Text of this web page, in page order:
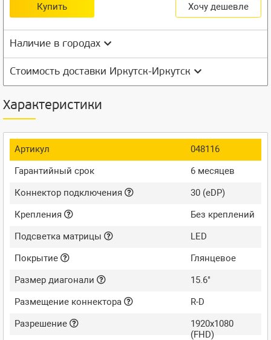
Купить Хочу дешевле
Наличие в городах
Стоимость доставки Иркутск-Иркутск
Характеристики
Артикул
048116
Гарантийный срок
6 месяцев
Коннектор подключения
30 (eDP)
Крепления
Без креплений
Подсветка матрицы
LED
Покрытие
Глянцевое
Размер диагонали
15.6"
Размещение коннектора
R-D
Разрешение
1920x1080
(FHD)